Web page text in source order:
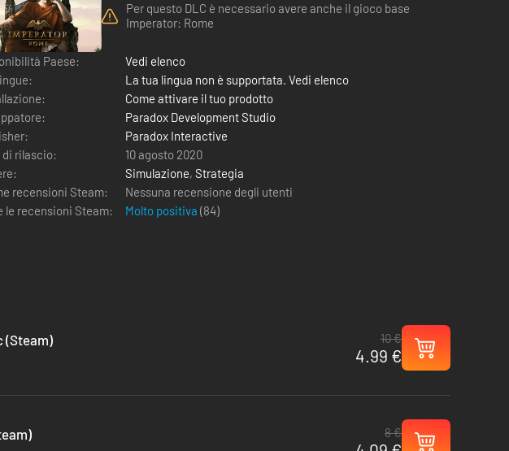
Per questo DLC è necessario avere anche il gioco base
Imperator: Rome
Paese:
Vedi elenco
La tua lingua non è supportata. Vedi elenco
Come attivare il tuo prodotto
Paradox Development Studio
Paradox Interactive
di rilascio:
10 agosto 2020
Simulazione, Strategia
recensioni Steam:
Nessuna recensione degli utenti
le recensioni Steam:
Molto positiva (84)
(Steam) 10 €
4.99 €
8 €